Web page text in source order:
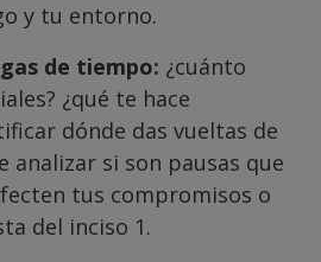
y tu entorno.
de tiempo: ¿cuánto
¿qué te hace
dónde das vueltas de
analizar si son pausas que
tus compromisos o
del inciso 1.